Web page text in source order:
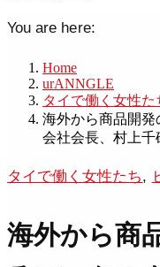
You are here:
Home
urANNGLE
タイで働く女性た
海外から商品開
会社会長、村上千
タイで働く女性たち,
海外から商